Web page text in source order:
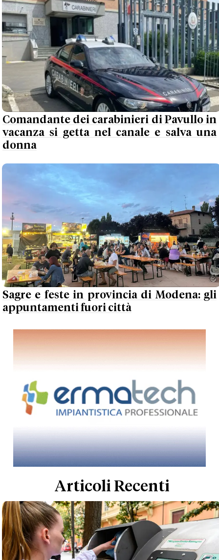
Comandante dei carabinieri di Pavullo in
vacanza si getta nel canale e salva una
donna
Sagre e feste in provincia di Modena: gli
appuntamenti fuori città
Articoli Recenti